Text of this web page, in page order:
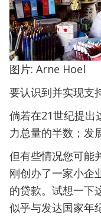
图片: Arne Hoel
要认识到并实现支
倘若在21世纪提出
力总量的半数；发
但有些情况您可能
刚创办了一家小企
的贷款。试想一下
似乎与发达国家年